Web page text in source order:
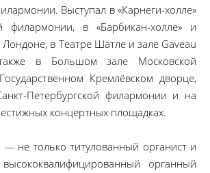
Выступал в «Карнеги-холле»
филармонии, в «Барбикан-холле» и
Лондоне, в Театре Шатле и зале Gaveau
в Большом зале Московской
Кремлёвском дворце,
Петербургской филармонии и на
концертных площадках.
— не только титулованный органист и
органный